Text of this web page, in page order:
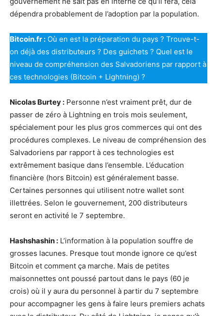
dépendra probablement de l’adoption par la population.
Bitcoin.fr : Où en est la préparation du pays ? Trouve-t-
on déjà des distributeurs ? Des guichets ? Quel est le
niveau de compréhension des Salvadoriens par rapport à
ces technologies (Bitcoin + Lightning) ?
Nicolas Burtey : Personne n’est vraiment prêt, dur de
passer de zéro à Lightning en trois mois seulement,
spécialement pour les plus gros commerces qui ont des
procédures complexes. Le niveau de compréhension des
Salvadoriens par rapport à ces technologies est
extrêmement basique dans l’ensemble. L’éducation
financière (hors Bitcoin) est généralement basse.
Certaines personnes qui utilisent notre wallet sont
illettrées. Selon le gouvernement, 200 distributeurs
seront en activité le 7 septembre.
Hashshashin : L’information à la population souffre de
grosses lacunes. Presque tout monde ignore ce qu’est
Bitcoin et comment ça marche. Mais de petites
maisonnettes ont poussé partout dans le pays (60 je
crois) où il y aura du personnel à partir du 7 septembre
pour accompagner les gens à faire leurs premiers achats